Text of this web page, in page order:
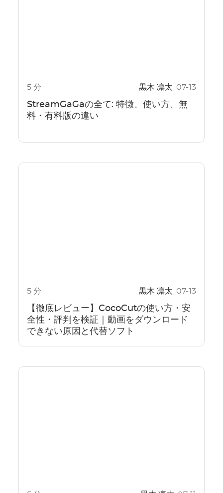
5 分 黒木 凛太 07-13
StreamGaGaの全て: 特徴、使い方、無
料・有料版の違い
5 分 黒木 凛太 07-13
【徹底レビュー】CocoCutの使い方・安
全性・評判を検証｜動画をダウンロード
できない原因と代替ソフト